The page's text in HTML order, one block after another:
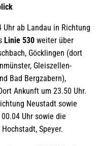
ab Landau in Richtung
Linie 530 weiter über
Göcklingen (dort
Gleiszellen-
Bad Bergzabern),
Ankunft um 23.50 Uhr.
Neustadt sowie
Uhr sowie die
Speyer.